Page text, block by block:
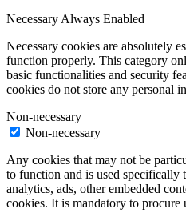
NecessaryAlways Enabled
Necessary cookies are absolutely
function properly. This category
basic functionalities and security
cookies do not store any personal
Non-necessary
Non-necessary
Any cookies that may not be
to function and is used specifically
analytics, ads, other embedded
cookies. It is mandatory to procure